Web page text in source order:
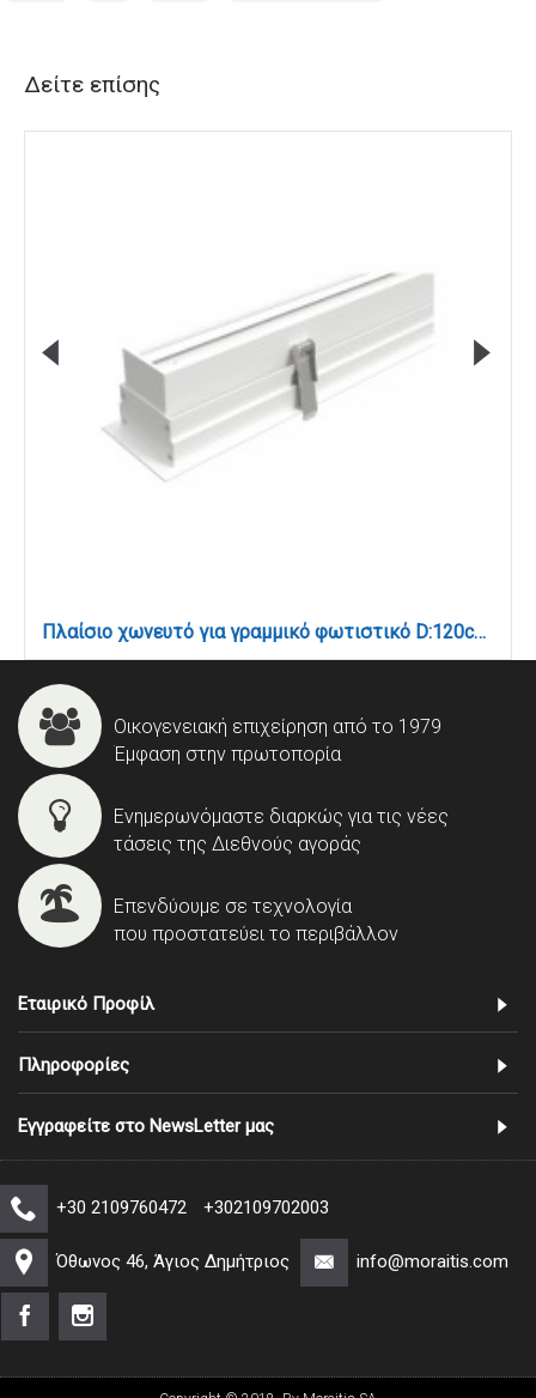
Δείτε επίσης
Πλαίσιο χωνευτό για γραμμικό φωτιστικό D:120cm (L003-120-WH)
Οικογενειακή επιχείρηση από το 1979
Έμφαση στην πρωτοπορία
Ενημερωνόμαστε διαρκώς για τις νέες
τάσεις της Διεθνούς αγοράς
Επενδύουμε σε τεχνολογία
που προστατεύει το περιβάλλον
Εταιρικό Προφίλ
Πληροφορίες
Εγγραφείτε στο NewsLetter μας
+30 2109760472 +302109702003
Όθωνος 46, Άγιος Δημήτριος info@moraitis.com